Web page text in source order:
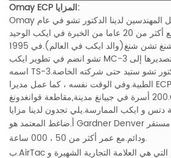
Omay ECP المزايا:
Omay ايكب آلة صممت من قبل المهندسين لدينا الدكتور تشو في عام
2008 ، الذي هو القلب مع أكثر من 20 عاما من الخبرة في ايكب الوحيد
طالب الدكتور تشنغ تشن شنغ(والد ايكب في العالم).في 1995s الدكتور
تشو انضم في تطوير ايكب MC-3 و تصديرها إلى Vasomedical من
اسمه TS-3.في عام 2008,الدكتور تشو ستيد حتى شركته الخاصة Omay
الطبية.وفي الوقت نفسه ، كما عمل مديرا ECP المستشفى مع أكثر من
200 أسرة في جييانغ مدينة,مقاطعة قوانغدونغ.Omay ECP آلة تحسنت
أ.ضاغط المعتمد هو Gardner Denver المستوردة من ألمانيا ، مستقر
ودائم.مع عمر أكثر من 50 ، 000 ساعة.
ب.AirTac صمامات نحن نستخدم التي هي العلامة التجارية الشهيرة و